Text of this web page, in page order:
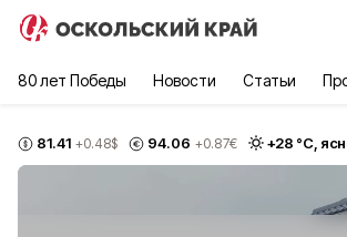
80 лет Победы Новости Статьи
81.41 +0.48$ 94.06 +0.87€ +28 °С,